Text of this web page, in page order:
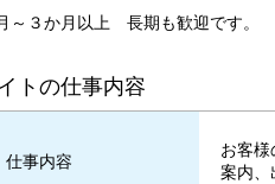
～３か月以上 長期も歓迎です。
トの仕事内容
仕事内容
お客
案内、